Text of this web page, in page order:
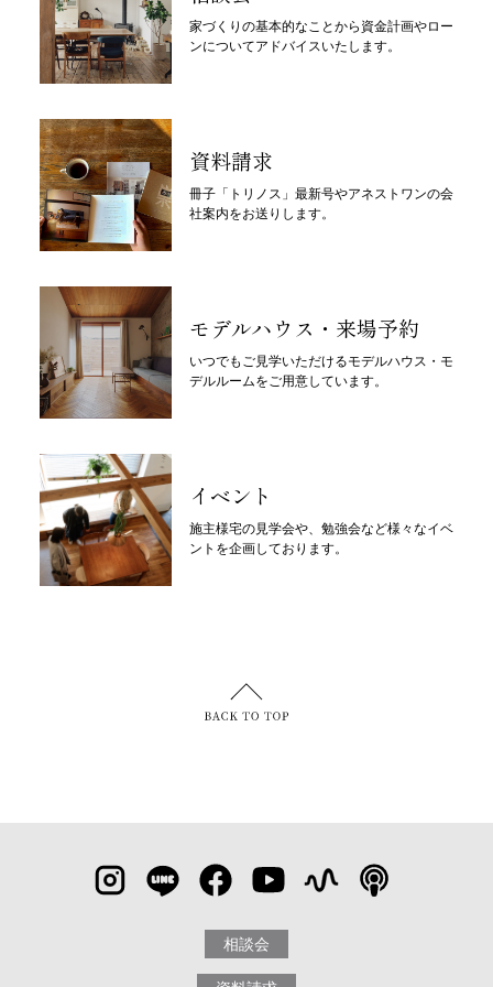
家づくりの基本的なことから資金計画やロー
ンについてアドバイスいたします。
資料請求
冊子「トリノス」最新号やアネストワンの会
社案内をお送りします。
モデルハウス・来場予約
いつでもご見学いただけるモデルハウス・モ
デルルームをご用意しています。
イベント
施主様宅の見学会や、勉強会など様々なイベ
ントを企画しております。
相談会